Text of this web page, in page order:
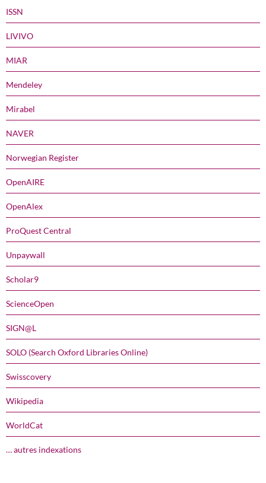
ISSN
LIVIVO
MIAR
Mendeley
Mirabel
NAVER
Norwegian Register
OpenAIRE
OpenAlex
ProQuest Central
Unpaywall
Scholar9
ScienceOpen
SIGN@L
SOLO (Search Oxford Libraries Online)
Swisscovery
Wikipedia
WorldCat
… autres indexations